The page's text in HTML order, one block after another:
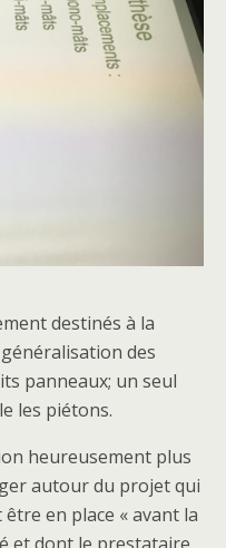
destinés à la
des
panneaux; un seul
les piétons.
heureusement plus
autour du projet qui
en place « avant la